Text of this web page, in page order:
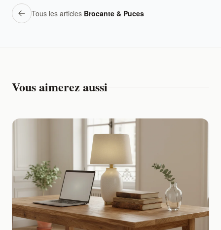
Tous les articles Brocante & Puces
Vous aimerez aussi